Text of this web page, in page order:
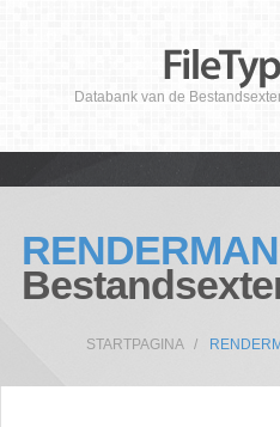
Databank van de
RENDERMAN
STARTPAGINA